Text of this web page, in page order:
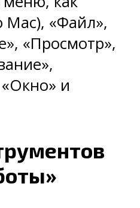
Mac), «Файл»,
«Просмотр»,
и